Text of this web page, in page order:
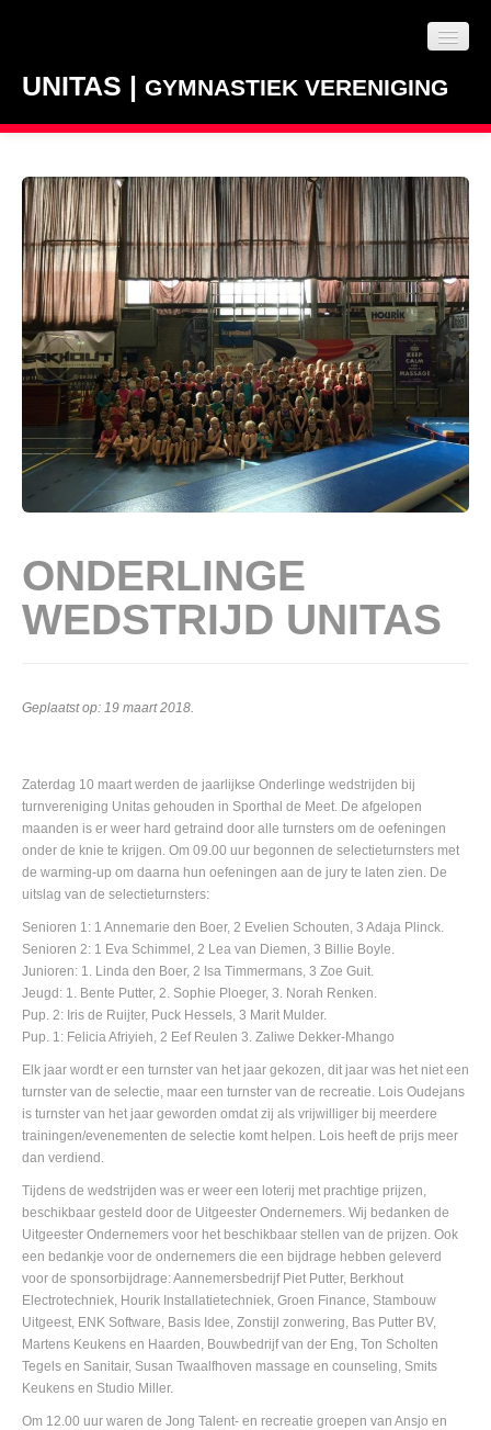
UNITAS | GYMNASTIEK VERENIGING
LESAANBOD
CLUBINFO
CONTACT
VACATURES / VRIJWILLIGERS
ONDERLINGE
WEDSTRIJD UNITAS
Geplaatst op: 19 maart 2018.
Zaterdag 10 maart werden de jaarlijkse Onderlinge wedstrijden bij
turnvereniging Unitas gehouden in Sporthal de Meet. De afgelopen
maanden is er weer hard getraind door alle turnsters om de oefeningen
onder de knie te krijgen. Om 09.00 uur begonnen de selectieturnsters met
de warming-up om daarna hun oefeningen aan de jury te laten zien. De
uitslag van de selectieturnsters:
Senioren 1: 1 Annemarie den Boer, 2 Evelien Schouten, 3 Adaja Plinck.
Senioren 2: 1 Eva Schimmel, 2 Lea van Diemen, 3 Billie Boyle.
Junioren: 1. Linda den Boer, 2 Isa Timmermans, 3 Zoe Guit.
Jeugd: 1. Bente Putter, 2. Sophie Ploeger, 3. Norah Renken.
Pup. 2: Iris de Ruijter, Puck Hessels, 3 Marit Mulder.
Pup. 1: Felicia Afriyieh, 2 Eef Reulen 3. Zaliwe Dekker-Mhango
Elk jaar wordt er een turnster van het jaar gekozen, dit jaar was het niet een
turnster van de selectie, maar een turnster van de recreatie. Lois Oudejans
is turnster van het jaar geworden omdat zij als vrijwilliger bij meerdere
trainingen/evenementen de selectie komt helpen. Lois heeft de prijs meer
dan verdiend.
Tijdens de wedstrijden was er weer een loterij met prachtige prijzen,
beschikbaar gesteld door de Uitgeester Ondernemers. Wij bedanken de
Uitgeester Ondernemers voor het beschikbaar stellen van de prijzen. Ook
een bedankje voor de ondernemers die een bijdrage hebben geleverd
voor de sponsorbijdrage: Aannemersbedrijf Piet Putter, Berkhout
Electrotechniek, Hourik Installatietechniek, Groen Finance, Stambouw
Uitgeest, ENK Software, Basis Idee, Zonstijl zonwering, Bas Putter BV,
Martens Keukens en Haarden, Bouwbedrijf van der Eng, Ton Scholten
Tegels en Sanitair, Susan Twaalfhoven massage en counseling, Smits
Keukens en Studio Miller.
Om 12.00 uur waren de Jong Talent- en recreatie groepen van Ansjo en